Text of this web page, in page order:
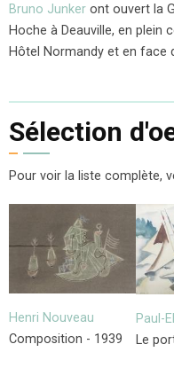
Bruno Junker ont ouvert la
Hoche à Deauville, en plein
Hôtel Normandy et en face
Sélection
Pour voir la liste complète,
Henri Nouveau
Composition - 1939
Paul-
Le